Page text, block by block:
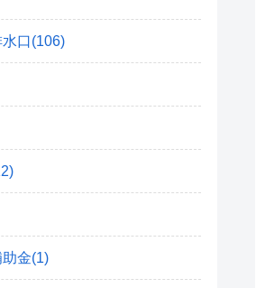
口(106)
金(1)